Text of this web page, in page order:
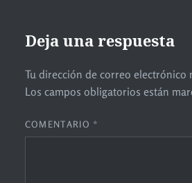
Deja una respuesta
Tu dirección de correo electrónico
Los campos obligatorios están
COMENTARIO *